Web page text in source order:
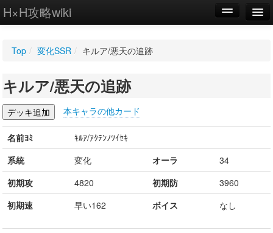
H×H攻略wiki
WIKI
設定
Top / 変化SSR / キルア/悪天の追跡
キルア/悪天の追跡
本キャラの他カード
名前ﾖﾐ
ｷﾙｱ/ｱｸﾃﾝﾉﾂｲｾｷ
系統
変化 オーラ
34
初期攻
4820 初期防
3960
初期速
早い162 ボイス なし